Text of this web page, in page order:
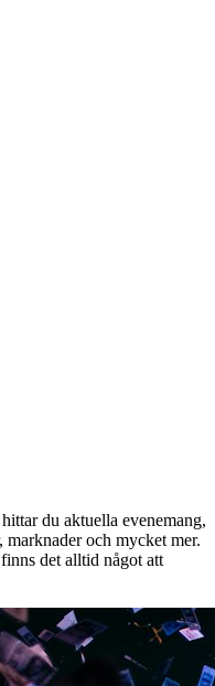
du aktuella evenemang,
marknader och mycket mer.
det alltid något att